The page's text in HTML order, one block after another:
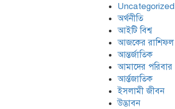
Uncategorized
অর্থনীতি
আইটি বিশ্ব
আজকের রাশিফল
আন্তর্জাতিক
আমাদের পরিবার
আর্ন্তজাতিক
ইসলামী জীবন
উদ্ভাবন